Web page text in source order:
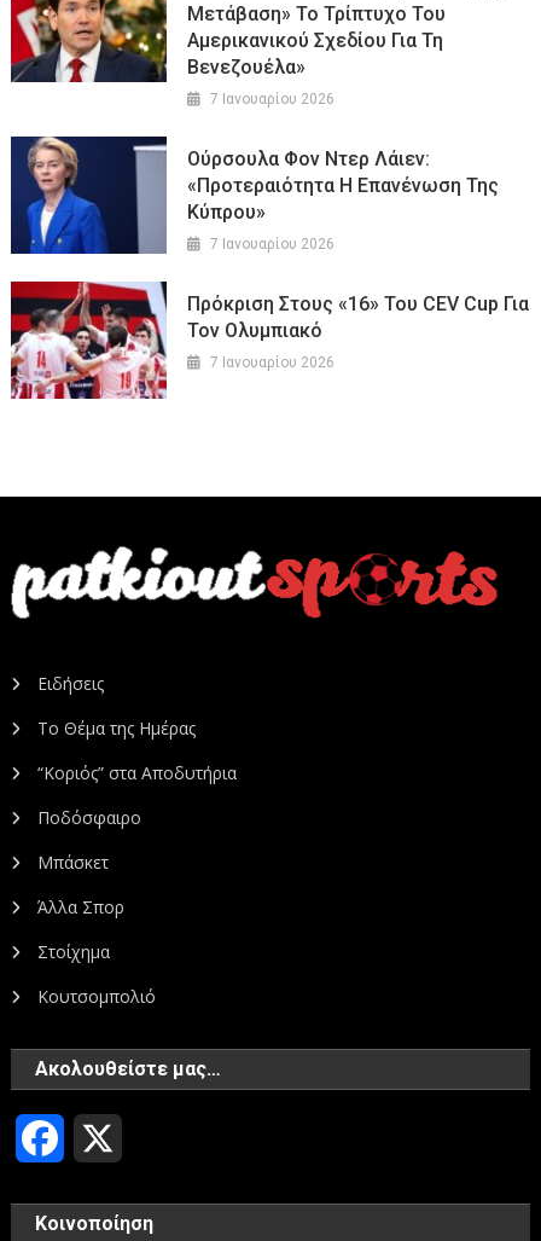
Μετάβαση» Το Τρίπτυχο Του
Αμερικανικού Σχεδίου Για Τη
Βενεζουέλα»
7 Ιανουαρίου 2026
Ούρσουλα Φον Ντερ Λάιεν:
«Προτεραιότητα Η Επανένωση Της
Κύπρου»
7 Ιανουαρίου 2026
Πρόκριση Στους «16» Του CEV Cup Για
Τον Ολυμπιακό
7 Ιανουαρίου 2026
Ειδήσεις
Το Θέμα της Ημέρας
“Κοριός” στα Αποδυτήρια
Ποδόσφαιρο
Μπάσκετ
Άλλα Σπορ
Στοίχημα
Κουτσομπολιό
Ακολουθείστε μας…
Facebook
Κοινοποίηση